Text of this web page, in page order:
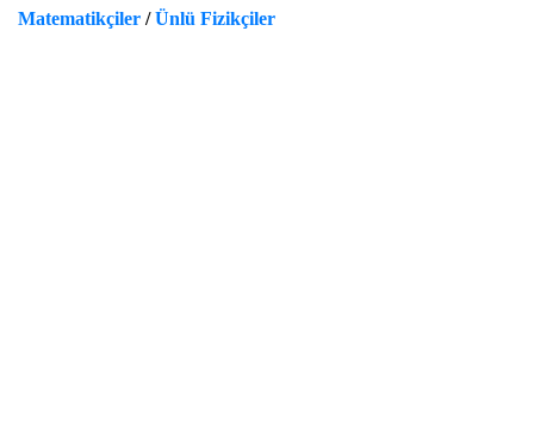
Matematikçiler /Ünlü Fizikçiler